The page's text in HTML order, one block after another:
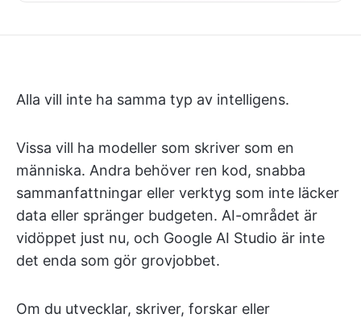
Alla vill inte ha samma typ av intelligens.
Vissa vill ha modeller som skriver som en
människa. Andra behöver ren kod, snabba
sammanfattningar eller verktyg som inte läcker
data eller spränger budgeten. AI-området är
vidöppet just nu, och Google AI Studio är inte
det enda som gör grovjobbet.
Om du utvecklar, skriver, forskar eller